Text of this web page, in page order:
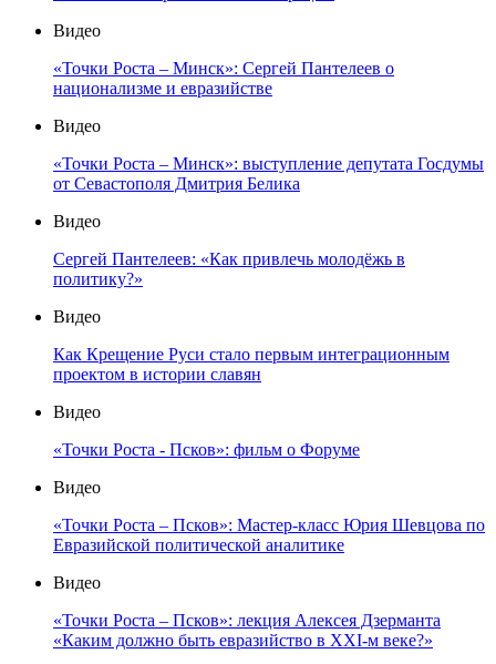
Видео
«Точки Роста – Минск»: Сергей Пантелеев о
национализме и евразийстве
Видео
«Точки Роста – Минск»: выступление депутата Госдумы
от Севастополя Дмитрия Белика
Видео
Сергей Пантелеев: «Как привлечь молодёжь в
политику?»
Видео
Как Крещение Руси стало первым интеграционным
проектом в истории славян
Видео
«Точки Роста - Псков»: фильм о Форуме
Видео
«Точки Роста – Псков»: Мастер-класс Юрия Шевцова по
Евразийской политической аналитике
Видео
«Точки Роста – Псков»: лекция Алексея Дзерманта
«Каким должно быть евразийство в XXI-м веке?»